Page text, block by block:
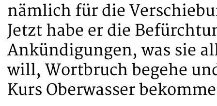
nämlich für die
Jetzt habe er die
Ankündigungen, was sie
will, Wortbruch begehe
Kurs Oberwasser